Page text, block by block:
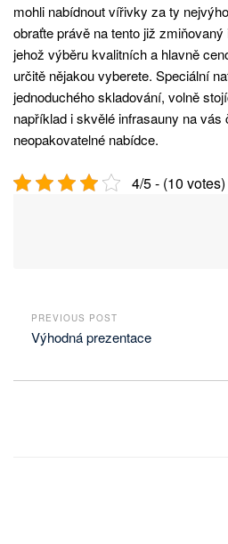
mohli nabídnout vířivky za ty
obraťte právě na tento již
jehož výběru kvalitních a hlavně
určitě nějakou vyberete. Speciální
jednoduchého skladování, volně
například i skvělé infrasauny na vás
neopakovatelné nabídce.
4/5 - (10 votes)
PREVIOUS POST
Výhodná prezentace